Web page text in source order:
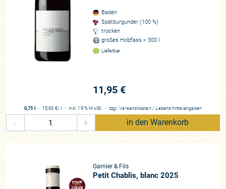
Baden
Spätburgunder (100 %)
trocken
großes Holzfass > 300 l
Lieferbar
11,95 €
0,75 l ・ 15,93 €/ l ・inkl. 19 % MwSt. ・ zzgl.Versandkosten / Lebensmittelangaben
- + in den Warenkorb
Garnier & Fils
Petit Chablis, blanc 2025